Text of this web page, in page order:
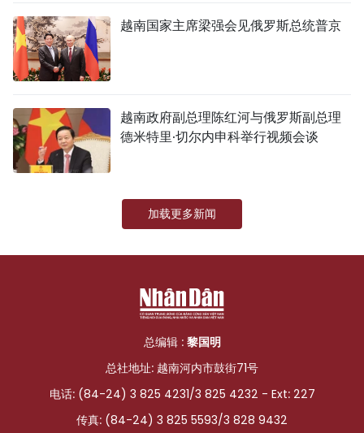
越南国家主席梁强会见俄罗斯总统普京
越南政府副总理陈红河与俄罗斯副总理
德米特里·切尔内申科举行视频会谈
加载更多新闻
总编辑 : 黎国明
总社地址: 越南河内市鼓街71号
电话: (84-24) 3 825 4231/3 825 4232 - Ext: 227
传真: (84-24) 3 825 5593/3 828 9432